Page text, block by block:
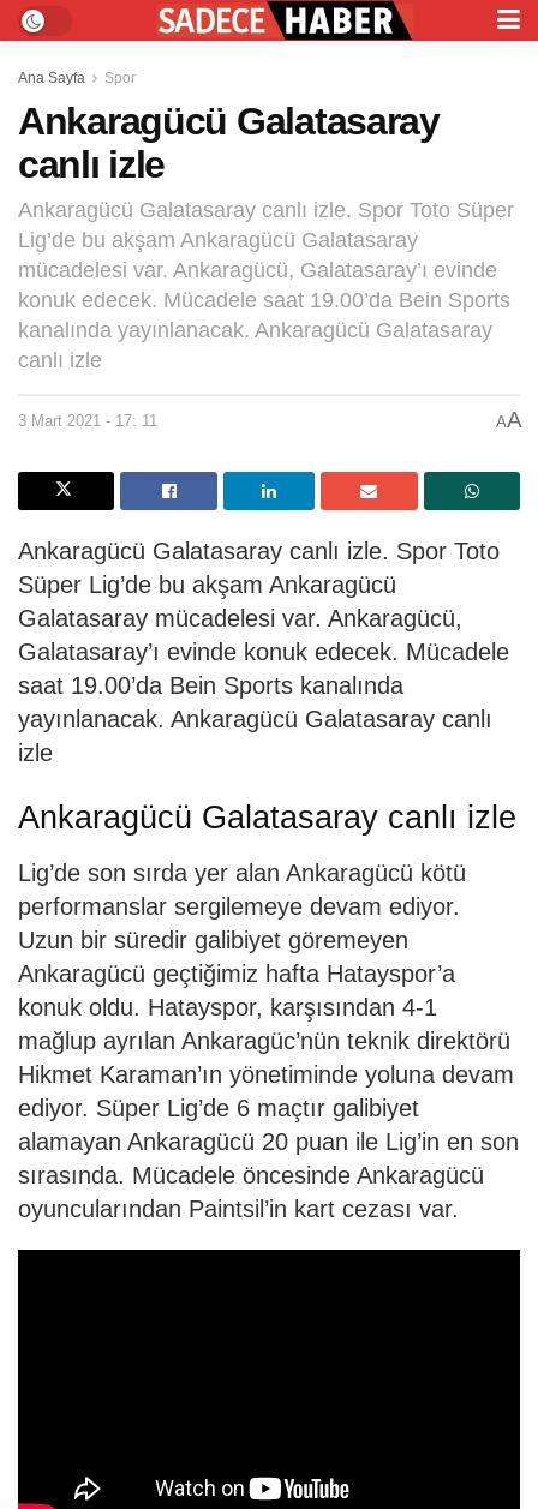
Ana Sayfa Spor
Ankaragücü Galatasaray
canlı izle
Ankaragücü Galatasaray canlı izle. Spor Toto Süper
Lig’de bu akşam Ankaragücü Galatasaray
mücadelesi var. Ankaragücü, Galatasaray’ı evinde
konuk edecek. Mücadele saat 19.00’da Bein Sports
kanalında yayınlanacak. Ankaragücü Galatasaray
canlı izle
3 Mart 2021 - 17: 11 AA
Ankaragücü Galatasaray canlı izle. Spor Toto
Süper Lig’de bu akşam Ankaragücü
Galatasaray mücadelesi var. Ankaragücü,
Galatasaray’ı evinde konuk edecek. Mücadele
saat 19.00’da Bein Sports kanalında
yayınlanacak. Ankaragücü Galatasaray canlı
izle
Ankaragücü Galatasaray canlı izle
Lig’de son sırda yer alan Ankaragücü kötü
performanslar sergilemeye devam ediyor.
Uzun bir süredir galibiyet göremeyen
Ankaragücü geçtiğimiz hafta Hatayspor’a
konuk oldu. Hatayspor, karşısından 4-1
mağlup ayrılan Ankaragüc’nün teknik direktörü
Hikmet Karaman’ın yönetiminde yoluna devam
ediyor. Süper Lig’de 6 maçtır galibiyet
alamayan Ankaragücü 20 puan ile Lig’in en son
sırasında. Mücadele öncesinde Ankaragücü
oyuncularından Paintsil’in kart cezası var.